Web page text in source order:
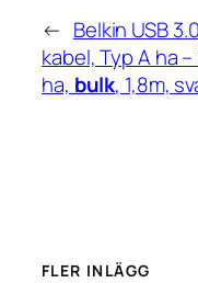
← Belkin USB 3.0
kabel, Typ A ha –
ha, bulk, 1,8m,
FLER INLÄGG